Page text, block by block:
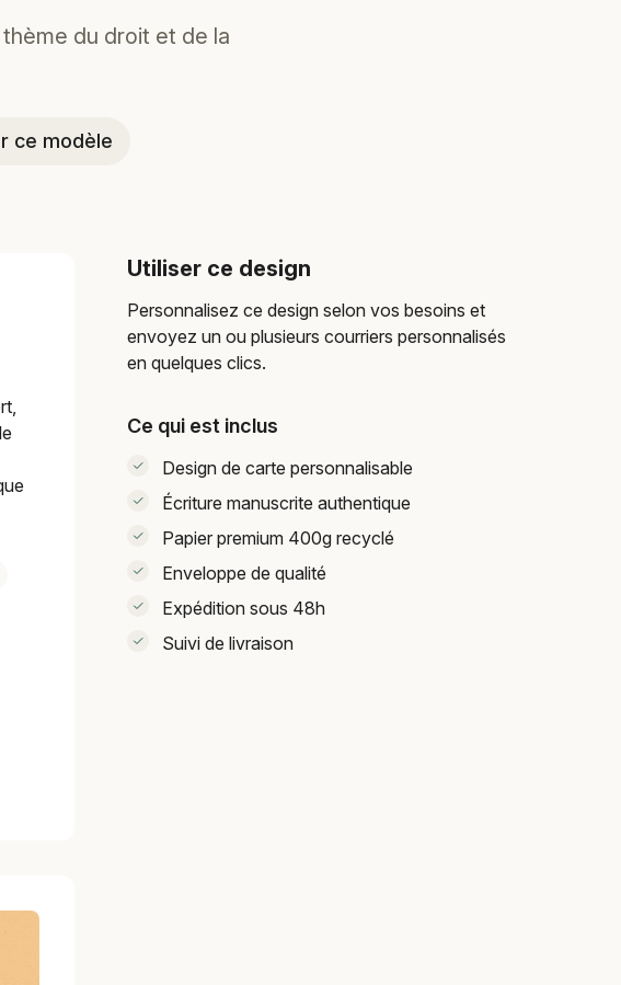
du droit et de la
ce modèle
Utiliser ce design
Personnalisez ce design selon vos besoins et
envoyez un ou plusieurs courriers personnalisés
en quelques clics.
Ce qui est inclus
Design de carte personnalisable
Écriture manuscrite authentique
Papier premium 400g recyclé
Enveloppe de qualité
Expédition sous 48h
Suivi de livraison